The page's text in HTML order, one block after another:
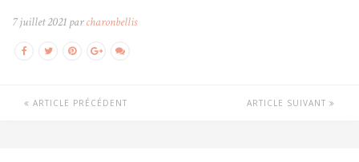
7 juillet 2021 parcharonbellis
ARTICLE PRÉCÉDENT ARTICLE SUIVANT